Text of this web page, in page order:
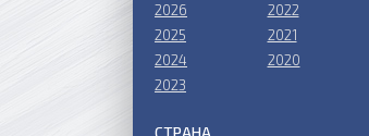
2026
2025
2024
2023
2022
2021
2020
СТРАНА